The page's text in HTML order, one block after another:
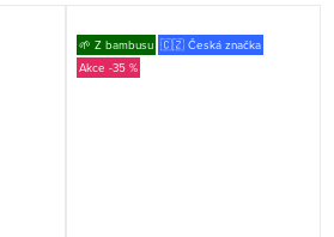
🌱 Z bambusu 🇨🇿 Česká značka
-35 %